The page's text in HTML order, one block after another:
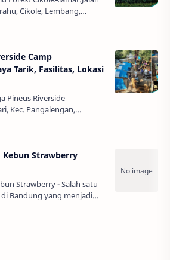
Cikole, Lembang,
Jawa BaratNo Telp:
-
Camp
Tarik, Fasilitas, Lokasi
Pineus Riverside
Kec. Pangalengan,
BaratJam:08.00 - 18.00
– Rp. 750.000Talaga Pineus
Strawberry
Strawberry - Salah satu
Bandung yang menjadi
keluarga dan anak-anak
Lembang. Nampaknya